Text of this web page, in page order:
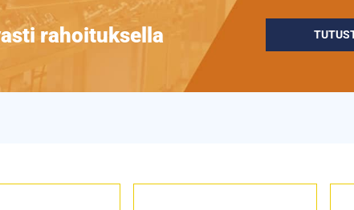
rahoituksella